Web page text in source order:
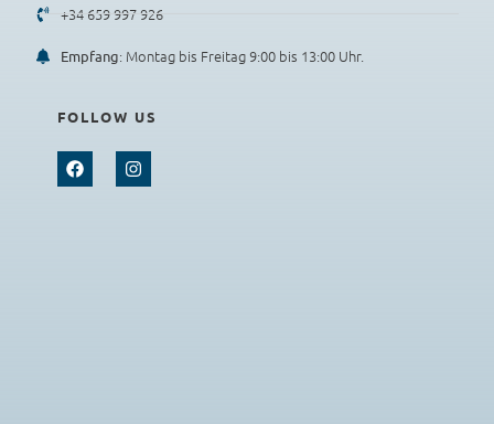
+34 659 997 926
Empfang: Montag bis Freitag 9:00 bis 13:00 Uhr.
FOLLOW US